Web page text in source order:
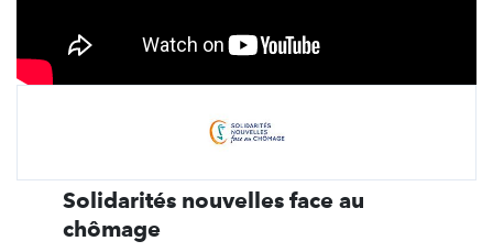
Solidarités nouvelles face au
chômage